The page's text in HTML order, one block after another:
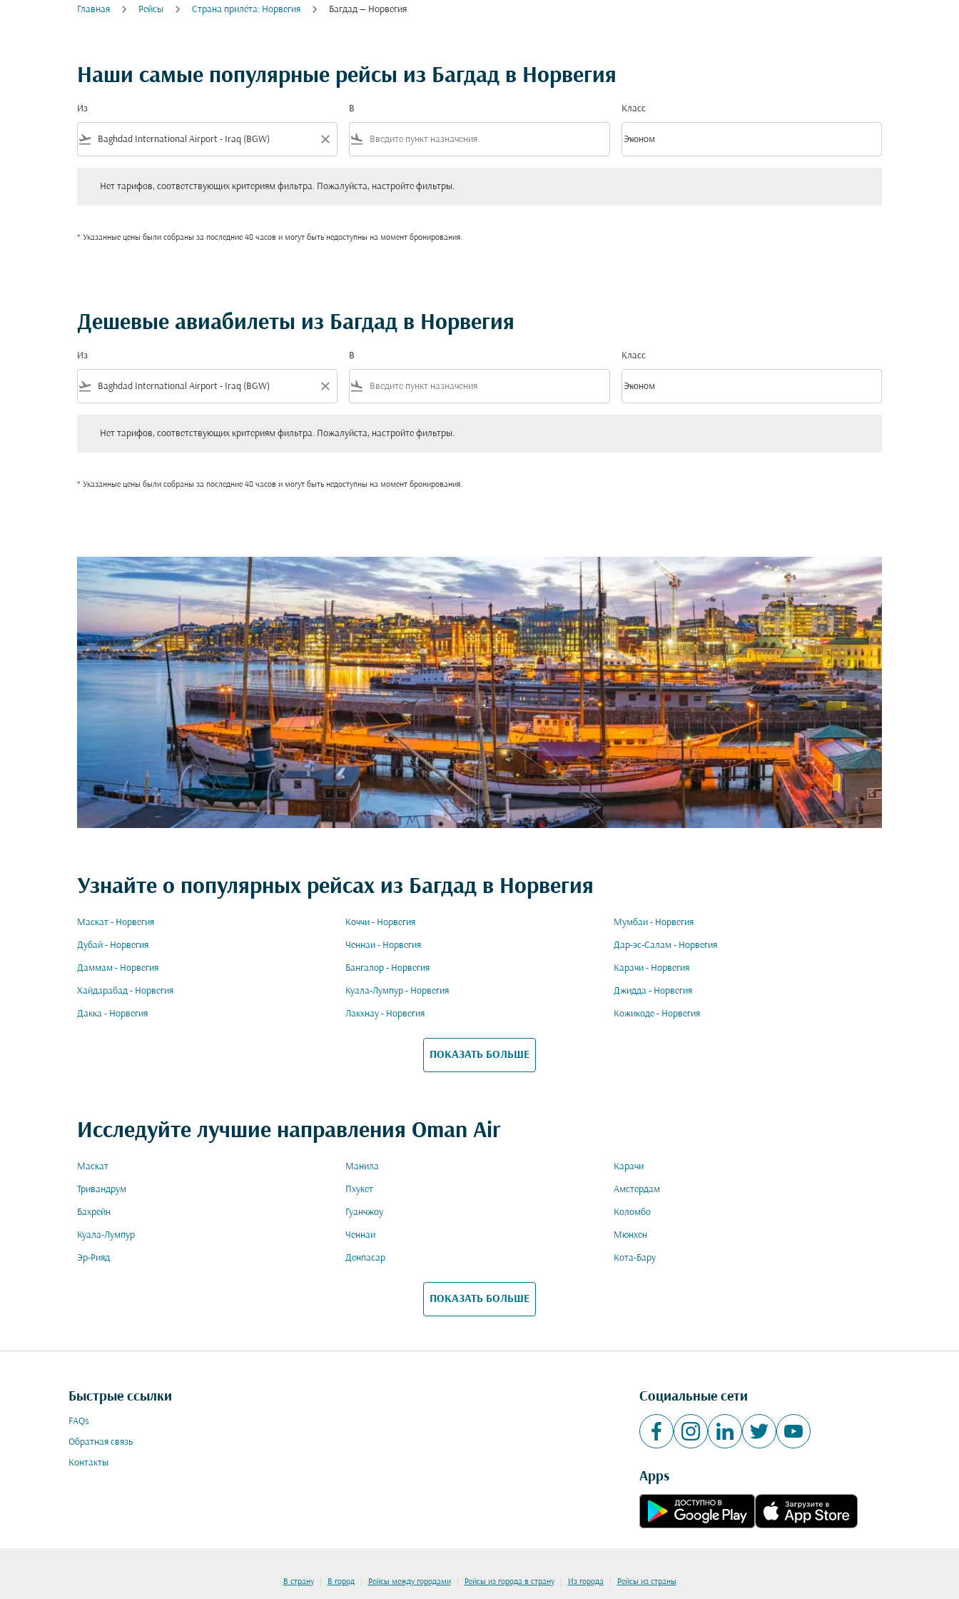
Главная Рейсы Cтрана прилёта: Норвегия Багдад — Норвегия
Наши самые популярные рейсы из Багдад в Норвегия
Из
flight_takeoff close
В
flight_land
Класс
Класс option Эконом Selected
Эконом
keyboard_arrow_down
Нет тарифов, соответствующих критериям фильтра. Пожалуйста, настройте фильтры.
* Указанные цены были собраны за последние 48 часов и могут быть недоступны на момент бронирования.
Дешевые авиабилеты из Багдад в Норвегия
Из
flight_takeoff close
В
flight_land
Класс
Класс option Эконом Selected
Эконом
keyboard_arrow_down
Нет тарифов, соответствующих критериям фильтра. Пожалуйста, настройте фильтры.
* Указанные цены были собраны за последние 48 часов и могут быть недоступны на момент бронирования.
Узнайте о популярных рейсах из Багдад в Норвегия
Маскат - Норвегия Коччи - Норвегия Мумбаи - Норвегия
Дубай - Норвегия Ченнаи - Норвегия Дар-эс-Салам - Норвегия
Даммам - Норвегия Бангалор - Норвегия Карачи - Норвегия
Хайдарабад - Норвегия Куала-Лумпур - Норвегия Джидда - Норвегия
Дакка - Норвегия Лакхнау - Норвегия Кожикоде - Норвегия
ПОКАЗАТЬ БОЛЬШЕ
Исследуйте лучшие направления Oman Air
Маскат Манила Карачи
Тривандрум Пхукет Амстердам
Бахрейн Гуанчжоу Коломбо
Куала-Лумпур Ченнаи Мюнхен
Эр-Рияд Денпасар Кота-Бару
ПОКАЗАТЬ БОЛЬШЕ
Быстрые ссылки
FAQs
Обратная связь
Контакты
Социальные сети
Apps
В страну | В город | Рейсы между городами | Рейсы из города в страну | Из города | Рейсы из страны